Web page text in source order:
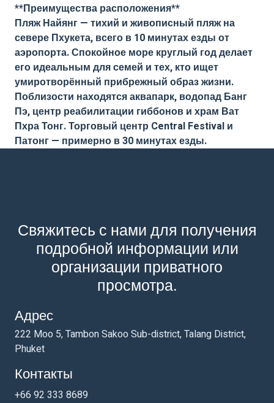
**Преимущества расположения**
Пляж Найянг — тихий и живописный пляж на
севере Пхукета, всего в 10 минутах езды от
аэропорта. Спокойное море круглый год делает
его идеальным для семей и тех, кто ищет
умиротворённый прибрежный образ жизни.
Поблизости находятся аквапарк, водопад Банг
Пэ, центр реабилитации гиббонов и храм Ват
Пхра Тонг. Торговый центр Central Festival и
Патонг — примерно в 30 минутах езды.
Свяжитесь с нами для получения
подробной информации или
организации приватного
просмотра.
Адрес
222 Moo 5, Tambon Sakoo Sub-district, Talang District,
Phuket
Контакты
+66 92 333 8689